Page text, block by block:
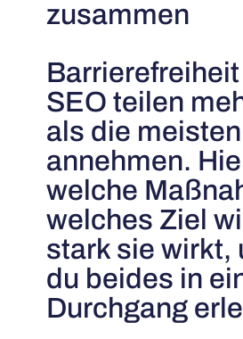
zusammen
Barrierefreiheit
SEO teilen
als die
annehmen.
welche
welches Ziel
stark sie wirkt,
du beides in
Durchgang